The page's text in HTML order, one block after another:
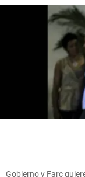
Gobierno y Farc